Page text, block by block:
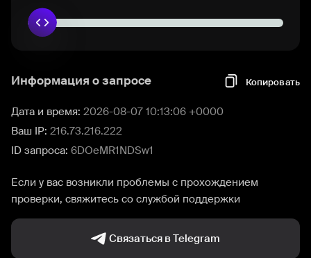
Информация о запросе Копировать
Дата и время: 2026-08-07 10:13:06 +0000
Ваш IP: 216.73.216.222
ID запроса: 6DOeMR1NDSw1
Если у вас возникли проблемы с прохождением
проверки, свяжитесь со службой поддержки
Связаться в Telegram